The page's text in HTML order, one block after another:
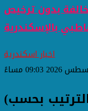
بدون ترخيص
بالإسكندرية
اخبار اسكندرية
بحسب)